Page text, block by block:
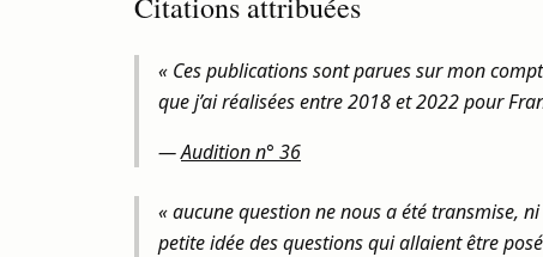
« Ces publications sont parues sur mon
que j’ai réalisées entre 2018 et 2022 pour
—Audition n° 36
« aucune question ne nous a été transmise,
petite idée des questions qui allaient être